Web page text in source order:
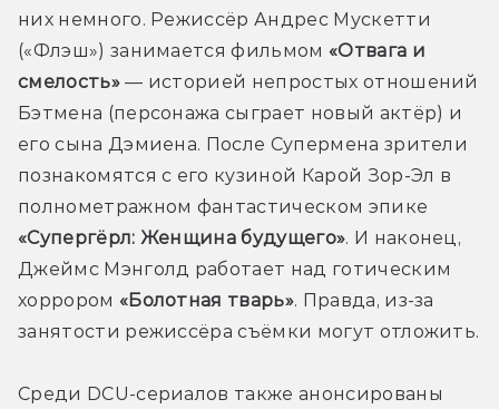
них немного. Режиссёр Андрес Мускетти
(«Флэш») занимается фильмом «Отвага и
смелость» — историей непростых отношений
Бэтмена (персонажа сыграет новый актёр) и
его сына Дэмиена. После Супермена зрители
познакомятся с его кузиной Карой Зор-Эл в
«Супергёрл: Женщина будущего». И наконец,
Джеймс Мэнголд работает над готическим
хоррором «Болотная тварь». Правда, из-за
занятости режиссёра съёмки могут отложить.